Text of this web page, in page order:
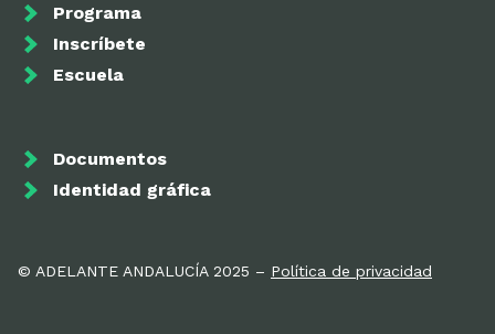
Programa
Inscríbete
Escuela
Documentos
Identidad gráfica
© ADELANTE ANDALUCÍA 2025 – Política de privacidad